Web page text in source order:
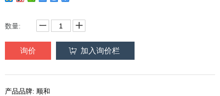
数量:
询价 加入询价栏
产品品牌: 顺和